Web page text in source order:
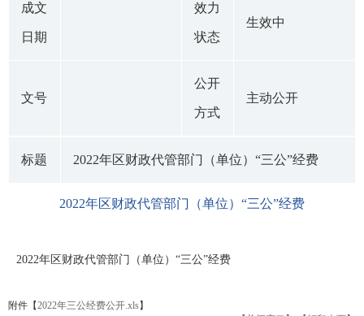
成文
日期
效力
状态
生效中
文号
公开
方式
主动公开
标题 2022年区财政代管部门（单位）“三公”经费
2022年区财政代管部门（单位）“三公”经费
2022年区财政代管部门（单位）“三公”经费
附件【2022年三公经费公开.xls】